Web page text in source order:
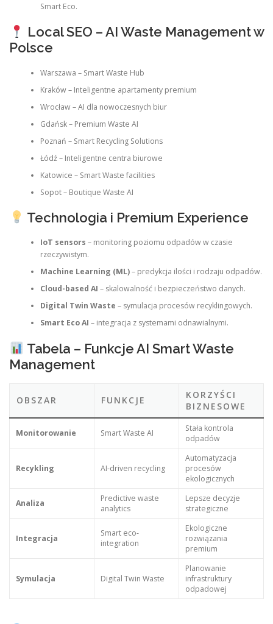
Smart Eco.
Local SEO – AI Waste Management w
Polsce
Warszawa – Smart Waste Hub
Kraków – Inteligentne apartamenty premium
Wrocław – AI dla nowoczesnych biur
Gdańsk – Premium Waste AI
Poznań – Smart Recycling Solutions
Łódź – Inteligentne centra biurowe
Katowice – Smart Waste facilities
Sopot – Boutique Waste AI
Technologia i Premium Experience
IoT sensors – monitoring poziomu odpadów w czasie
rzeczywistym.
Machine Learning (ML)– predykcja ilości i rodzaju odpadów.
Cloud-based AI – skalowalność i bezpieczeństwo danych.
Digital Twin Waste – symulacja procesów recyklingowych.
Smart Eco AI – integracja z systemami odnawialnymi.
Tabela – Funkcje AI Smart Waste
Management
OBSZAR FUNKCJE
KORZYŚCI
BIZNESOWE
Monitorowanie Smart Waste AI
Stała kontrola
odpadów
Recykling AI-driven recycling
Automatyzacja
procesów
ekologicznych
Analiza
Predictive waste
analytics
Lepsze decyzje
strategiczne
Integracja
Smart eco-
integration
Ekologiczne
rozwiązania
premium
Symulacja Digital Twin Waste
Planowanie
infrastruktury
odpadowej